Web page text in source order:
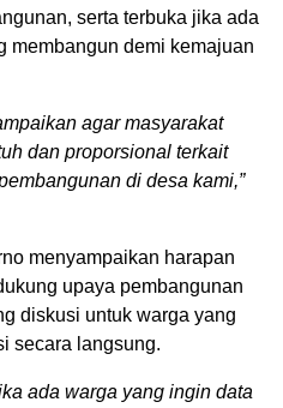
serta terbuka jika ada
membangun demi kemajuan
agar masyarakat
dan proporsional terkait
di desa kami,”
menyampaikan harapan
upaya pembangunan
diskusi untuk warga yang
secara langsung.
ada warga yang ingin data